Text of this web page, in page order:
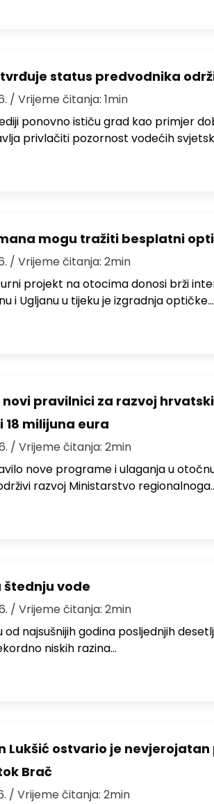
status predvodnika
/ Vrijeme čitanja: 1min
ponovno ističu grad kao primjer
privlačiti pozornost vodećih
mogu tražiti besplatni
/ Vrijeme čitanja: 2min
projekt na otocima donosi brži
i Ugljanu u tijeku je izgradnja optičke…
pravilnici za razvoj
milijuna eura
/ Vrijeme čitanja: 2min
nove programe i ulaganja u
razvoj Ministarstvo
štednju vode
/ Vrijeme čitanja: 2min
od najsušnijih godina posljednjih
niskih razina…
Lukšić ostvario je
Brač
/ Vrijeme čitanja: 2min